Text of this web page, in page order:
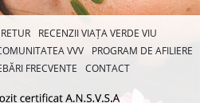
RECENZII VIAȚA VERDE VIU
VVV
PROGRAM DE AFILIERE
FRECVENTE CONTACT